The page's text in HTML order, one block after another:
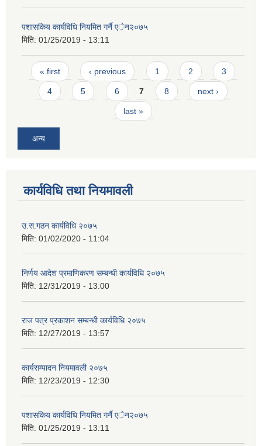
पशासकिय कार्यविधि नियमित गर्नै एेन२०७५
मिति: 01/25/2019 - 13:11
Pages
« first ‹ previous 1 2 3
4 5 6 7 8 next ›
last »
अन्य
कार्यविधि तथा नियमावली
उ.स.गठन कार्यविधि २०७५
मिति: 01/02/2020 - 11:04
निर्णय आदेश प्रमाणिकरण सम्बन्धी कार्यविधि २०७५
मिति: 12/31/2019 - 13:00
राज पत्र प्रकाशन सम्बन्धी कार्यविधि २०७५
मिति: 12/27/2019 - 13:57
कार्यसम्पादन नियमावली २०७५
मिति: 12/23/2019 - 12:30
पशासकिय कार्यविधि नियमित गर्नै एेन२०७५
मिति: 01/25/2019 - 13:11